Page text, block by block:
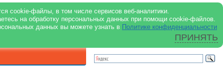
cookie-файлы, в том числе сервисов веб-аналитики.
на обработку персональных данных при помощи cookie-файлов.
данных вы можете узнать в Политике конфиденциальности
ПРИНЯТЬ
support@milkbranch.ru
О портале
Реклама в журнале
Реклама на портале
Архив номеров